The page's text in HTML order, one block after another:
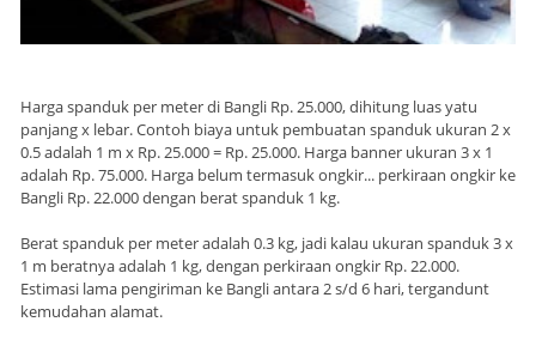
Harga spanduk per meter di Bangli Rp. 25.000, dihitung luas yatu
panjang x lebar. Contoh biaya untuk pembuatan spanduk ukuran 2 x
0.5 adalah 1 m x Rp. 25.000 = Rp. 25.000. Harga banner ukuran 3 x 1
adalah Rp. 75.000. Harga belum termasuk ongkir... perkiraan ongkir ke
Bangli Rp. 22.000 dengan berat spanduk 1 kg.
Berat spanduk per meter adalah 0.3 kg, jadi kalau ukuran spanduk 3 x
1 m beratnya adalah 1 kg, dengan perkiraan ongkir Rp. 22.000.
Estimasi lama pengiriman ke Bangli antara 2 s/d 6 hari, tergandunt
kemudahan alamat.